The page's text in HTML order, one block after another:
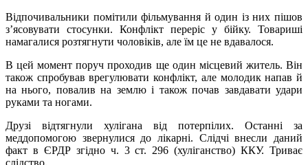
Відпочивальники помітили фільмування й один із них пішов
з’ясовувати стосунки. Конфлікт переріс у бійку. Товариші
намагалися розтягнути чоловіків, але їм це не вдавалося.
В цей момент поруч проходив ще один місцевий житель. Він
також спробував врегулювати конфлікт, але молодик напав й
на нього, повалив на землю і також почав завдавати удари
руками та ногами.
Друзі відтягнули хулігана від потерпілих. Останні за
меддопомогою звернулися до лікарні. Слідчі внесли даний
факт в ЄРДР згідно ч. 3 ст. 296 (хуліганство) ККУ. Триває
слідство.